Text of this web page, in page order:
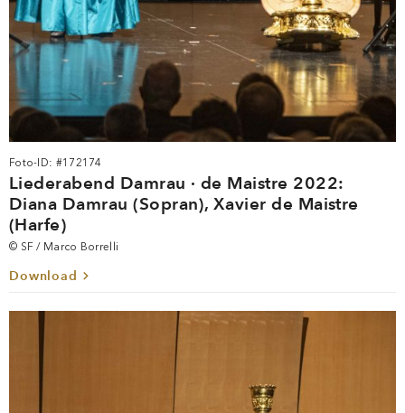
Foto-ID: #172174
Liederabend Damrau · de Maistre 2022:
Diana Damrau (Sopran), Xavier de Maistre
(Harfe)
© SF / Marco Borrelli
Download